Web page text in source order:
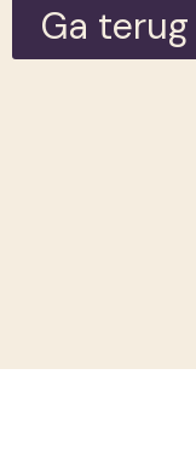
Ga